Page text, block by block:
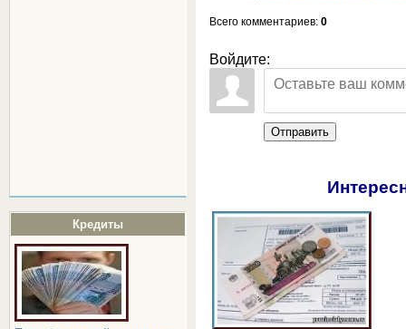
Кредиты
Всего комментариев: 0
Войдите:
Отправить